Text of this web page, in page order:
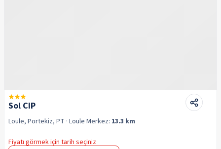
Sol CIP
Loule, Portekiz, PT · Loule Merkez: 13.3 km
Fiyatı görmek için tarih seçiniz